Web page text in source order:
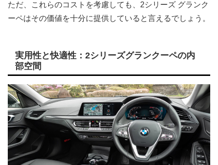
ただ、これらのコストを考慮しても、2シリーズ グランク
ーペはその価値を十分に提供していると言えるでしょう。
実用性と快適性：2シリーズグランクーペの内
部空間